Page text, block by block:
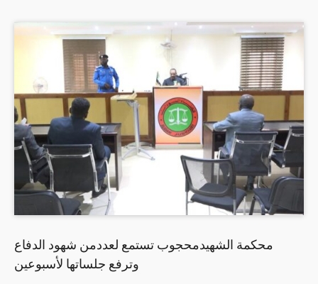
محكمة الشهيدمحجوب تستمع لعددمن شهود الدفاع
وترفع جلساتها لأسبوعين